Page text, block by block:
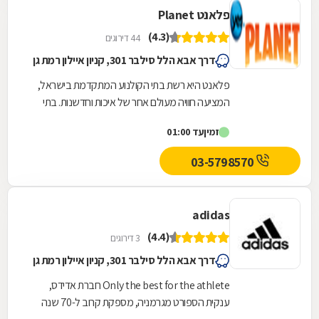
פלאנט Planet
(4.3) 44 דירוגים
דרך אבא הלל סילבר 301, קניון איילון רמת גן
פלאנט היא רשת בתי הקולנוע המתקדמת בישראל,
המציעה חוויה מעולם אחר של איכות וחדשנות. בתי
דופן,...
זמיןעד 01:00
03-5798570
adidas
(4.4) 3 דירוגים
דרך אבא הלל סילבר 301, קניון איילון רמת גן
Only the best for the athlete חברת אדידס,
ענקית הספורט מגרמניה, מספקת קרוב ל-70 שנה